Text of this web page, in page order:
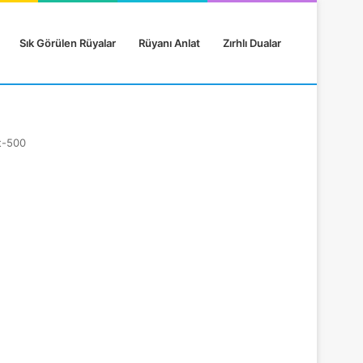
Sık Görülen Rüyalar Rüyanı Anlat Zırhlı Dualar
500